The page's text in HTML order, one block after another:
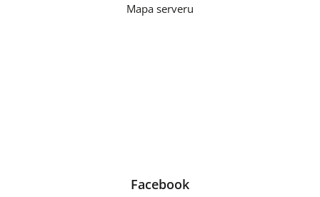
Mapa serveru
Facebook